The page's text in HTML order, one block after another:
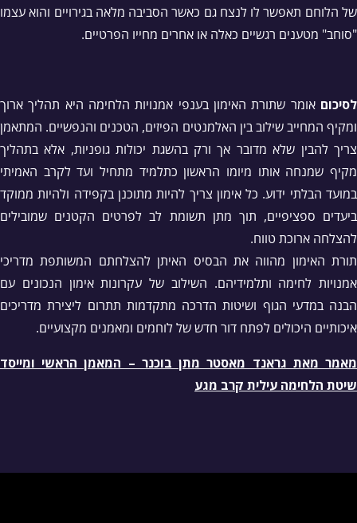
של הלוחם תאפשר לו לנצח גם כאשר הסביבה מלאה בגירויים והוא עצמו
"סוחב" מטענים רגשיים כאלה או אחרים מחייו הפרטיים.
לסיכום אומר שתורת האימון בענפי אמנויות הלחימה היא תהליך ארוך
ומקיף המחייב שילוב בין האלמנטים הפיזים, הטכנים והנפשיים. המתאמן
צריך להבין שלא מדובר אך ורק בהשגת יכולות גופניות, אלא בתהליך
מקיף שמנחה אותו מיומו הראשון כתלמיד מתחיל ועד לקרב האמיתי
במועד הבלתי ידוע. כל אימון צריך להיות מתוכנן בקפידה ולהיות ממוקד
ביעדים ספציפיים, תוך מתן תשומת לב לפרטים הקטנים שמובילים
להצלחה ארוכת טווח.
תורת האימון מהווה את הבסיס האיתן להצלחתם המשותפת מדריכי
אמנויות לחימה ותלמידיהם. השילוב של עקרונות אימון הנכונים עם
הבנה במדעי הגוף ושיטות הדרכה מתקדמות תתרום ליצירת מדריכים
איכותיים היכולים לפתח דור חדש של לוחמים ומאמנים מקצועיים.
מאמר מאת גראנד מאסטר מתן בוכנר – המאמן הראשי ומייסד
שיטת הלחימה עילית קרב מגע